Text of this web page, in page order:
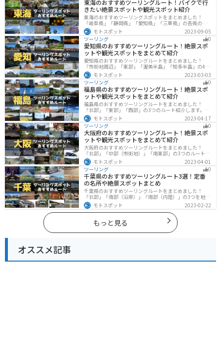
東海のおすすめツーリングルート！バイクで行
きたい絶景スポットや観光スポット紹介
東海のおすすめツーリングスポットをまとめました！
「岐阜県」「静岡県」「愛知県」「三重県」の各県の観
光地紹介します。自然豊かな山々や湖、温泉地が点在
し、四季折々の景色を楽しめるスポットが多数ありま
す。バイクで東海にツーリングに行く際は参考にしてく
ださい。
モトスポット
2023-09-05
ツーリング
0
愛知県のおすすめツーリングルート！絶景スポ
ットや観光スポットをまとめて紹介
愛知県のおすすめツーリングルートをまとめました！
「市街地周辺」「東部」「渥美半島」「知多半島」の4つ
のルート紹介します。名古屋周辺の栄えたスポットから
山、海、美術館なども多数あり、自然・歴史・文化を満
喫するツーリングができます。バイクで愛知県にツーリ
ングに行く際は参考にしてください。
モトスポット
2023-03-03
ツーリング
0
福島県のおすすめツーリングルート！絶景スポ
ットや観光スポットをまとめて紹介
福島県のおすすめツーリングルートをまとめました！
「北部」「東部」「西部」の3つのルート紹介します。内
陸部には山々が連なり、海岸線は太平洋に面してるので
観光スポットが多数あります。バイクで福島県にツーリ
ングに行く際は参考にしてください。
モトスポット
2023-04-17
ツーリング
0
大阪府のおすすめツーリングルート！絶景スポ
ットや観光スポットをまとめて紹介
大阪府のおすすめツーリングルートをまとめました！
「北部」「中部（市街地）」「南東部」の3つのルート紹
介します。歴史と近代が融合した魅力的なエリアで様々
な楽しみ方ができます。バイクで大阪府にツーリングに
行く際は参考にしてください。
モトスポット
2023-04-01
ツーリング
0
千葉県のおすすめツーリングルート3選！定番
の名所や絶景スポットまとめ
千葉県のおすすめツーリングルートをまとめました！
「北部」「南部（沿岸）」「南部（内陸）」の3つを地域
別で紹介します！千葉は首都圏からのアクセスも良く、
海と山どちらも堪能できるのでツーリングには最適な場
所です。
モトスポット 2023-02-22
もっと見る
オススメ記事